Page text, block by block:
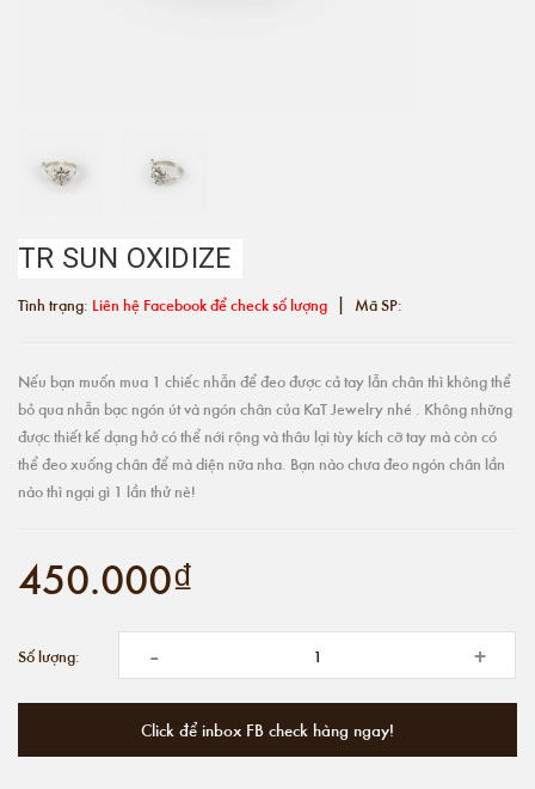
TR SUN OXIDIZE
Tình trạng: Liên hệ Facebook để check số lượng | Mã SP:
Nếu bạn muốn mua 1 chiếc nhẫn để đeo được cả tay lẫn chân thì không thể
bỏ qua nhẫn bạc ngón út và ngón chân của KaT Jewelry nhé . Không những
được thiết kế dạng hở có thể nới rộng và thâu lại tùy kích cỡ tay mà còn có
thể đeo xuống chân để mà diện nữa nha. Bạn nào chưa đeo ngón chân lần
nào thì ngại gì 1 lần thử nè!
450.000₫
Số lượng: - +
Click để inbox FB check hàng ngay!